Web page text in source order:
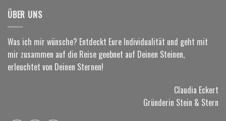
ÜBER UNS
Was ich mir wünsche? Entdeckt Eure Individualität und geht mit
mir zusammen auf die Reise geebnet auf Deinen Steinen,
erleuchtet von Deinen Sternen!
Claudia Eckert
Gründerin Stein & Stern